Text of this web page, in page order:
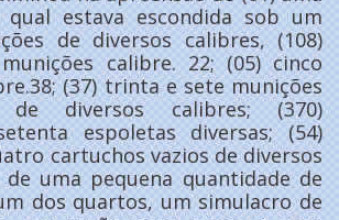
qual estava escondida sob um
de diversos calibres, (108)
calibre. 22; (05) cinco
(37) trinta e sete munições
de diversos calibres; (370)
espoletas diversas; (54)
cartuchos vazios de diversos
uma pequena quantidade de
dos quartos, um simulacro de